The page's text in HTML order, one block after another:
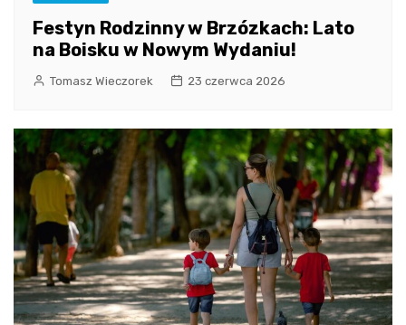
Festyn Rodzinny w Brzózkach: Lato
na Boisku w Nowym Wydaniu!
Tomasz Wieczorek 23 czerwca 2026